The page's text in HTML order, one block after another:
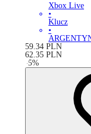
Xbox Live
•
Klucz
•
59.34 PLN
62.35 PLN
-5%